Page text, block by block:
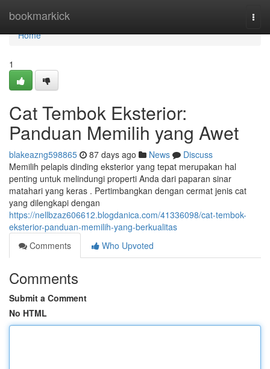
bookmarkick
Home
Home
1
Cat Tembok Eksterior:
Panduan Memilih yang Awet
blakeazng598865 87 days ago News
Discuss
Memilih pelapis dinding eksterior yang tepat merupakan hal
penting untuk melindungi properti Anda dari paparan sinar
matahari yang keras . Pertimbangkan dengan cermat jenis cat
yang dilengkapi dengan
https://nellbzaz606612.blogdanica.com/41336098/cat-tembok-
eksterior-panduan-memilih-yang-berkualitas
Comments
Who Upvoted
Comments
Submit a Comment
No HTML